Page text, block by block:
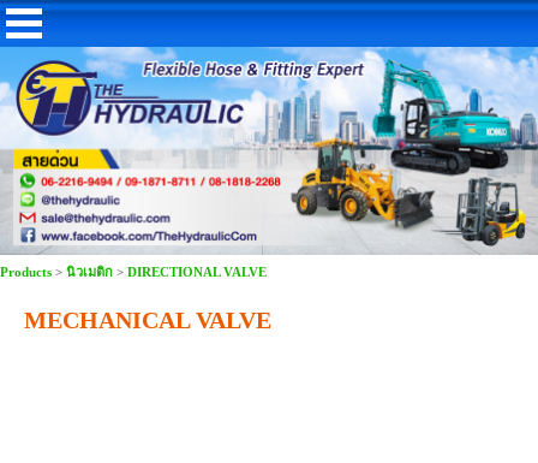
Products > นิวเมติก > DIRECTIONAL VALVE
MECHANICAL VALVE